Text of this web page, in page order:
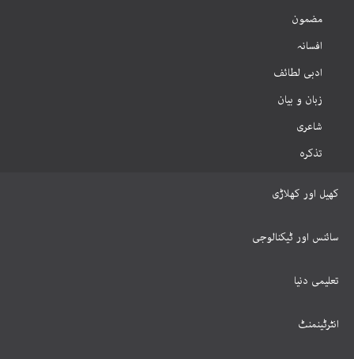
مضمون
افسانہ
ادبی لطائف
زبان و بیان
شاعری
تذکرہ
کھیل اور کھلاڑی
سائنس اور ٹیکنالوجی
تعلیمی دنیا
انٹرٹینمنٹ